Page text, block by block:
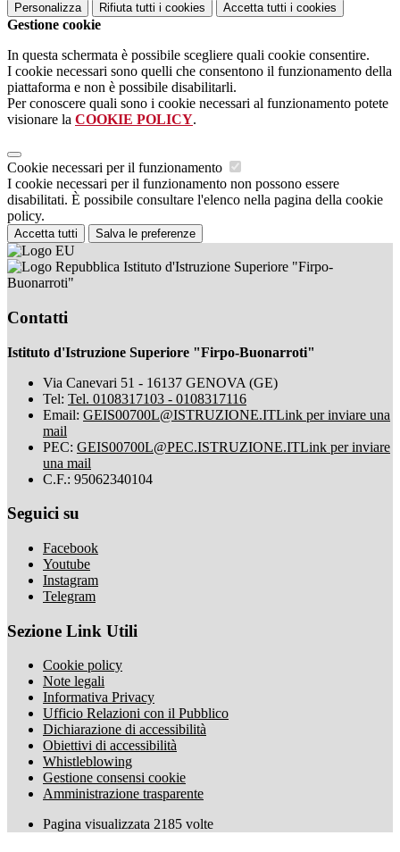
Personalizza Rifiuta tutti i cookies Accetta tutti i cookies
Gestione cookie
In questa schermata è possibile scegliere quali cookie consentire.
I cookie necessari sono quelli che consentono il funzionamento della
piattaforma e non è possibile disabilitarli.
Per conoscere quali sono i cookie necessari al funzionamento potete
visionare la COOKIE POLICY.
Cookie necessari per il funzionamento
I cookie necessari per il funzionamento non possono essere
disabilitati. È possibile consultare l'elenco nella pagina della cookie
policy.
Accetta tutti Salva le preferenze
Istituto d'Istruzione Superiore "Firpo-
Buonarroti"
Contatti
Istituto d'Istruzione Superiore "Firpo-Buonarroti"
Via Canevari 51 - 16137 GENOVA (GE)
Tel: Tel. 0108317103 - 0108317116
Email: GEIS00700L@ISTRUZIONE.ITLink per inviare una
mail
PEC: GEIS00700L@PEC.ISTRUZIONE.ITLink per inviare
una mail
C.F.: 95062340104
Seguici su
Facebook
Youtube
Instagram
Telegram
Sezione Link Utili
Cookie policy
Note legali
Informativa Privacy
Ufficio Relazioni con il Pubblico
Dichiarazione di accessibilità
Obiettivi di accessibilità
Whistleblowing
Gestione consensi cookie
Amministrazione trasparente
Pagina visualizzata 2185 volte